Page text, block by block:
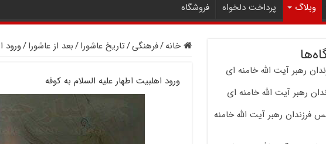
وبلاگ پرداخت دلخواه فروشگاه
خانه/فرهنگی/تاریخ عاشورا/بعد از عاشورا/ورود
ورود اهلبیت اطهار علیه السلام به کوفه
رهبر آیت الله خامنه ای
رهبر آیت الله خامنه ای
فرزندان رهبر آیت الله خامنه